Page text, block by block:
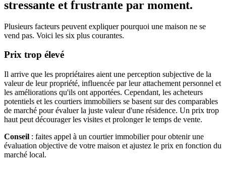
stressante et frustrante par moment.
Plusieurs facteurs peuvent expliquer pourquoi une maison ne se
vend pas. Voici les six plus courantes.
Prix trop élevé
Il arrive que les propriétaires aient une perception subjective de la
valeur de leur propriété, influencée par leur attachement personnel et
les améliorations qu'ils ont apportées. Cependant, les acheteurs
potentiels et les courtiers immobiliers se basent sur des comparables
de marché pour évaluer la juste valeur d'une résidence. Un prix trop
haut peut décourager les visites et prolonger le temps de vente.
Conseil : faites appel à un courtier immobilier pour obtenir une
évaluation objective de votre maison et ajustez le prix en fonction du
marché local.